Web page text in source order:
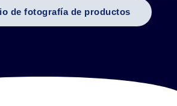
de fotografía de productos